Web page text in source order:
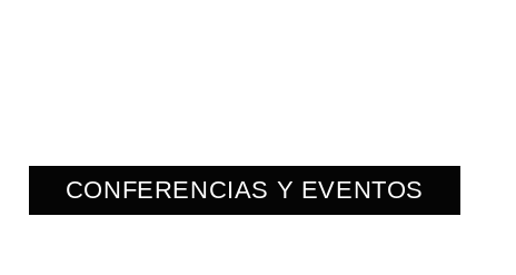
CONFERENCIAS Y EVENTOS